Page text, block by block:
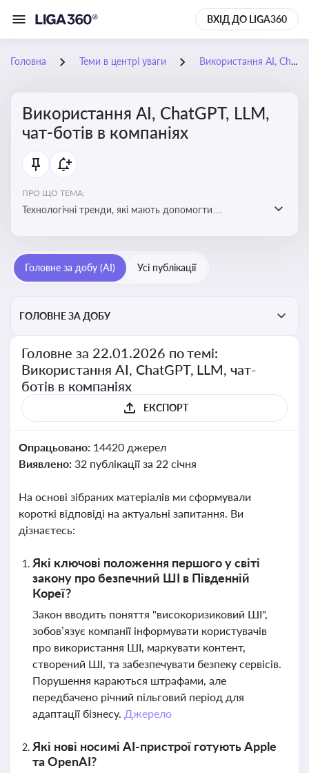
ВХІД ДО LIGA360
Головна Теми в центрі уваги Використання AI, ChatGPT, LLM, чат-ботів в компаніях
Використання AI, ChatGPT, LLM,
чат-ботів в компаніях
ПРО ЩО ТЕМА:
Технологічні тренди, які мають допомогти
ефективність і знизити витрати компаній
Головне за добу (AI) Усі публікації
ГОЛОВНЕ ЗА ДОБУ
Головне за 22.01.2026 по темі:
Використання AI, ChatGPT, LLM, чат-
ботів в компаніях
ЕКСПОРТ
Опрацьовано: 14420 джерел
Виявлено: 32 публікації за 22 січня
На основі зібраних матеріалів ми сформували
короткі відповіді на актуальні запитання. Ви
дізнаєтесь:
Які ключові положення першого у світі
закону про безпечний ШІ в Південній
Кореї?
Закон вводить поняття "високоризиковий ШІ",
зобов’язує компанії інформувати користувачів
про використання ШІ, маркувати контент,
створений ШІ, та забезпечувати безпеку сервісів.
Порушення караються штрафами, але
передбачено річний пільговий період для
адаптації бізнесу. Джерело
Які нові носимі AI-пристрої готують Apple
та OpenAI?